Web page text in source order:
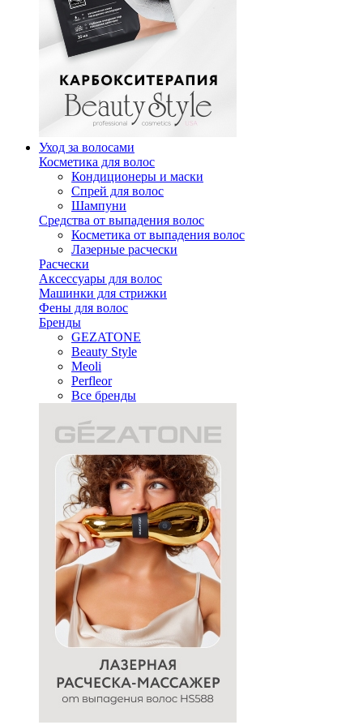
Уход за волосами
Косметика для волос
Кондиционеры и маски
Спрей для волос
Шампуни
Средства от выпадения волос
Косметика от выпадения волос
Лазерные расчески
Расчески
Аксессуары для волос
Машинки для стрижки
Фены для волос
Бренды
GEZATONE
Beauty Style
Meoli
Perfleor
Все бренды